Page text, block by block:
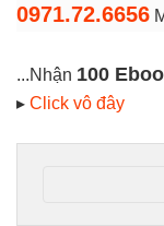
0971.72.6656
...Nhận 100
▸ Click vô đây